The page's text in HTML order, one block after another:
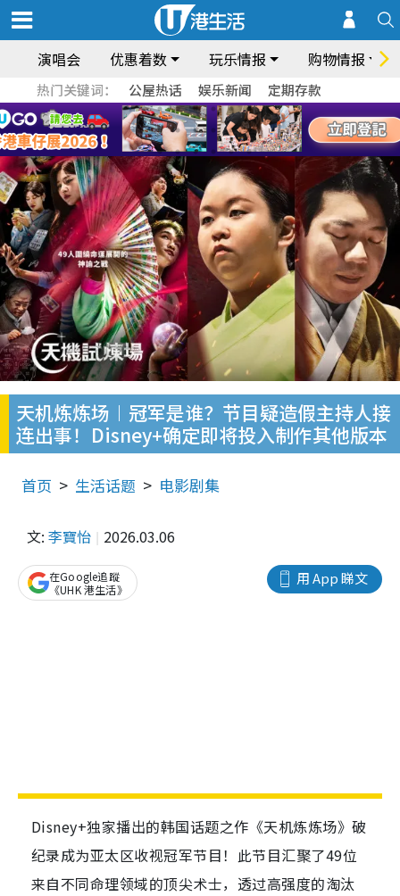
演唱会 优惠着数 玩乐情报 购物情报
热门关键词： 公屋热话 娱乐新闻 定期存款
天机炼炼场︱冠军是谁？节目疑造假主持人接
连出事！Disney+确定即将投入制作其他版本
首页 生活话题 电影剧集
文: 李寶怡 2026.03.06
用 App 睇文
在Google追蹤
《UHK 港生活》
Disney+独家播出的韩国话题之作《天机炼炼场》破
纪录成为亚太区收视冠军节目！此节目汇聚了49位
来自不同命理领域的顶尖术士，透过高强度的淘汰